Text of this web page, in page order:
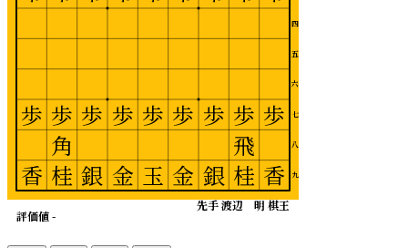
四
五
六
七
八
九
先手 渡辺 明 棋王
評価値 -
歩
香
歩
飛
桂
歩
銀
歩
金
歩
玉
歩
金
歩
銀
歩
角
桂
歩
香